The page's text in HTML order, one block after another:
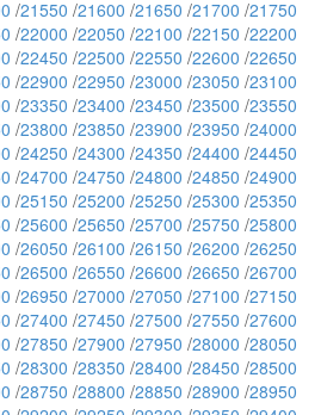
/21550 /21600 /21650 /21700 /21750
/22000 /22050 /22100 /22150 /22200
/22450 /22500 /22550 /22600 /22650
/22900 /22950 /23000 /23050 /23100
/23350 /23400 /23450 /23500 /23550
/23800 /23850 /23900 /23950 /24000
/24250 /24300 /24350 /24400 /24450
/24700 /24750 /24800 /24850 /24900
/25150 /25200 /25250 /25300 /25350
/25600 /25650 /25700 /25750 /25800
/26050 /26100 /26150 /26200 /26250
/26500 /26550 /26600 /26650 /26700
/26950 /27000 /27050 /27100 /27150
/27400 /27450 /27500 /27550 /27600
/27850 /27900 /27950 /28000 /28050
/28300 /28350 /28400 /28450 /28500
/28750 /28800 /28850 /28900 /28950